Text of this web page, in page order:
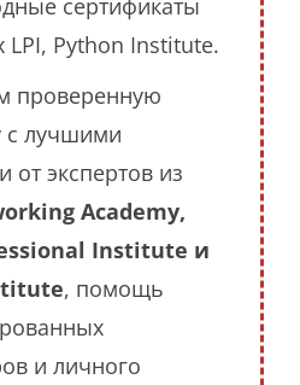
LPI, Python Institute.
проверенную
с лучшими
от экспертов из
Academy,
Institute и
, помощь
и личного